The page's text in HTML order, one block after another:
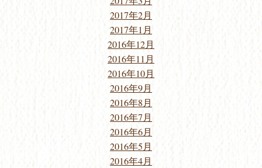
2017年2月
2017年1月
2016年12月
2016年11月
2016年10月
2016年9月
2016年8月
2016年7月
2016年6月
2016年5月
2016年4月